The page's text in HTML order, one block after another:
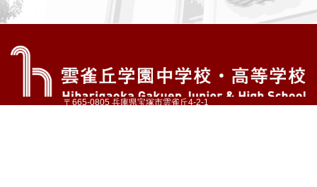
〒665-0805 兵庫県宝塚市雲雀丘4-2-1